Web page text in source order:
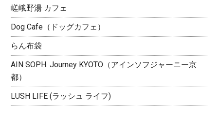
嵯峨野湯 カフェ
Dog Cafe（ドッグカフェ）
らん布袋
AIN SOPH. Journey KYOTO（アインソフジャーニー京
都）
LUSH LIFE (ラッシュ ライフ)